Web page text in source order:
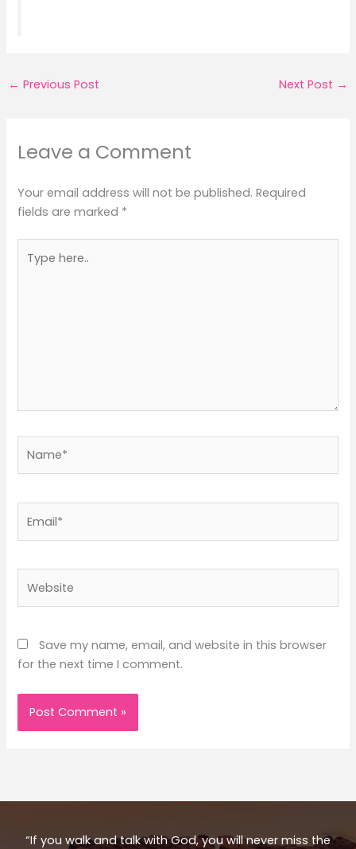
← Previous Post Next Post →
Leave a Comment
Your email address will not be published. Required
fields are marked *
here..
Save my name, email, and website in this browser
for the next time I comment.
“If you walk and talk with God, you will never miss the